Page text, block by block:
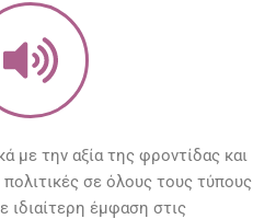
με την αξία της φροντίδας και
πολιτικές σε όλους τους τύπους
ιδιαίτερη έμφαση στις